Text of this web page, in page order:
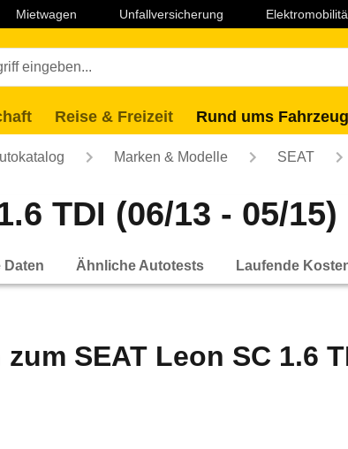
Mietwagen Unfallversicherung
Reise & Freizeit Rund ums Fahrzeug
Marken & Modelle SEAT
TDI (06/13 - 05/15)
Daten Ähnliche Autotests Laufende
zum SEAT Leon SC 1.6